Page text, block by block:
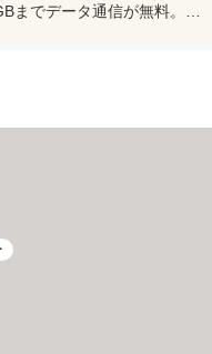
までデータ通信が無料。ま